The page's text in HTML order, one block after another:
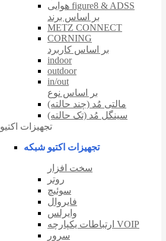
هوایی figure8 & ADSS
بر اساس برند
METZ CONNECT
CORNING
بر اساس کاربرد
indoor
outdoor
in/out
بر اساس نوع
مالتی مُد (چند حالته)
سینگل مُد (تک حالته)
تجهیزات اکتیو
تجهیزات اکتیو شبکه
سخت افزار
روتر
سوئیچ
فایروال
وایرلس
ارتباطات یکپارچه VOIP
سرور